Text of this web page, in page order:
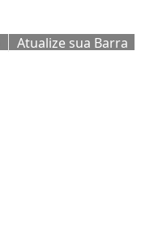
Atualize sua Barra